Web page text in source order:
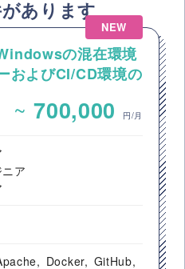
あります
NEW
の混在環境
およびCI/CD環境の
~ 700,000 円/月
ア
Docker
GitHub